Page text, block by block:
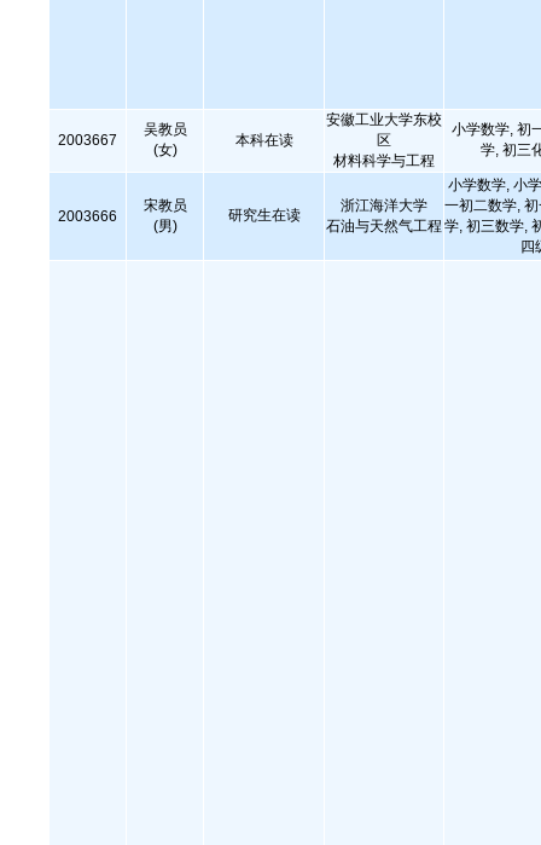
2003667
吴教员
(女)
本科在读
安徽工业大学东校
区
材料科学与工程
小学数学, 初
学, 初三
2003666
宋教员
(男)
研究生在读
浙江海洋大学
石油与天然气工程
小学数学, 小
一初二数学,
学, 初三数学,
四